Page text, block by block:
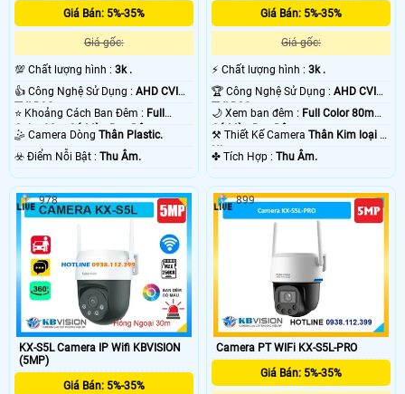
Giá Bán: 5%-35%
Giá gốc:
💯 Chất lượng hình : 3k .
👍 Công Nghệ Sử Dụng : AHD CVI
TVI BCS.
⭐ Khoảng Cách Ban Đêm : Full
Color 30m Có Màu Ban Ðêm.
🤹 Camera Dòng Thân Plastic.
️☣️ Điểm Nỗi Bật : Thu Âm.
Giá Bán: 5%-35%
Giá gốc:
️⚡ Chất lượng hình :3k .
🏆 Công Nghệ Sử Dụng :AHD CVI
TVI BCS.
🌙 Xem ban đêm : Full Color 80m
Có Màu Ban Ðêm.
⚒ Thiết Kế CameraThân Kim loại +
Nhựa.
️✤ Tích Hợp :Thu Âm.
KX-S5L Camera IP Wifi KBVISION
(5MP)
Giá Bán: 5%-35%
978
Camera PT WIFi KX-S5L-PRO
Giá Bán: 5%-35%
899